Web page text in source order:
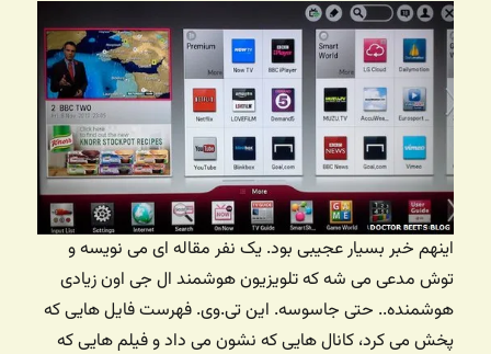
اینهم خبر بسیار عجیبی بود. یک نفر مقاله ای می نویسه و
توش مدعی می شه که تلویزیون هوشمند ال جی اون زیادی
هوشمنده.. حتی جاسوسه. این تی.وی. فهرست فایل هایی که
پخش می کرد، کانال هایی که نشون می داد و فیلم هایی که